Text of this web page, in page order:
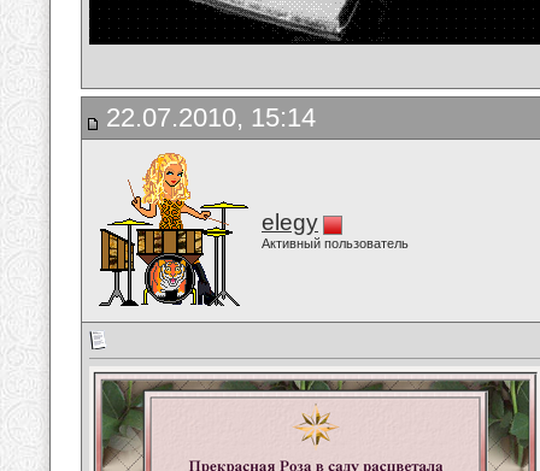
22.07.2010, 15:14
elegy
Активный пользователь